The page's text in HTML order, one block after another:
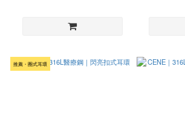
推薦・圈式耳環